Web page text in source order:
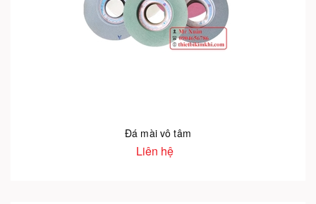
Đá mài vô tâm
Liên hệ